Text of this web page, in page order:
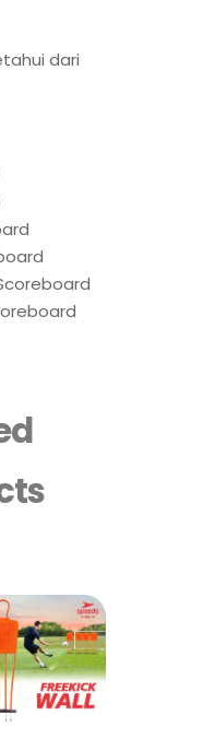
dari